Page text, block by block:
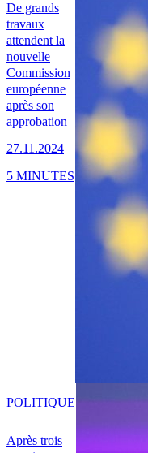
De grands
travaux
attendent la
nouvelle
Commission
européenne
après son
approbation
27.11.2024
5 MINUTES
Après trois
POLITIQUE